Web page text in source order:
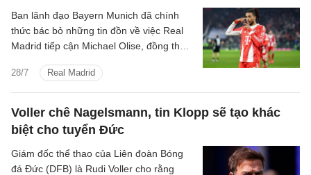
28/7 Real Madrid
Ban lãnh đạo Bayern Munich đã chính
thức bác bỏ những tin đồn về việc Real
Madrid tiếp cận Michael Olise, đồng thời
tục gắn bó với sân Allianz Arena.
Voller chê Nagelsmann, tin Klopp sẽ tạo khác
biệt cho tuyển Đức
Giám đốc thể thao của Liên đoàn Bóng
đá Đức (DFB) là Rudi Voller cho rằng